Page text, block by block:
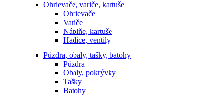
Ohrievače, variče, kartuše
Ohrievače
Variče
Náplňe, kartuše
Hadice, ventily
Púzdra, obaly, tašky, batohy
Púzdra
Obaly, pokrývky
Tašky
Batohy